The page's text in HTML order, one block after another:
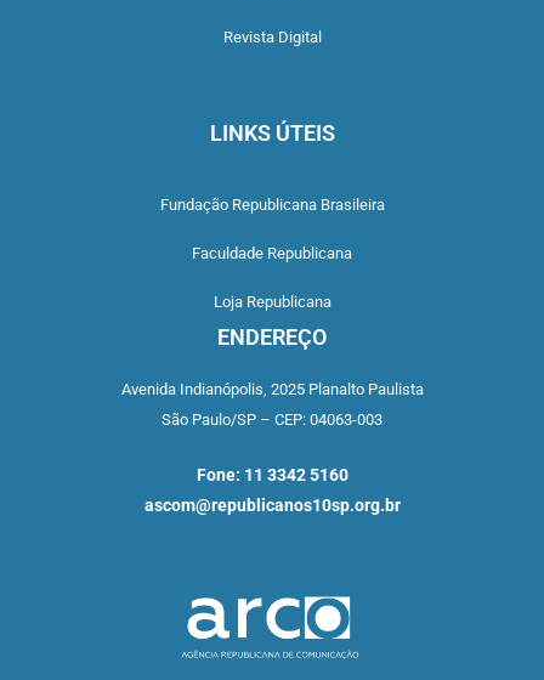
Revista Digital
LINKS ÚTEIS
Fundação Republicana Brasileira
Faculdade Republicana
Loja Republicana
ENDEREÇO
Avenida Indianópolis, 2025 Planalto Paulista
São Paulo/SP – CEP: 04063-003
Fone: 11 3342 5160
ascom@republicanos10sp.org.br